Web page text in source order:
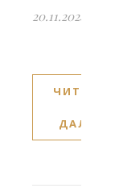
20.11.2024
ЧИТАТЬ
ДАЛЕЕ